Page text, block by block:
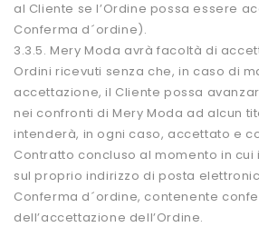
al Cliente se l’Ordine possa essere
Conferma d´ordine).
3.3.5. Mery Moda avrà facoltà di
Ordini ricevuti senza che, in caso di
accettazione, il Cliente possa
nei confronti di Mery Moda ad alcun
intenderà, in ogni caso, accettato e
Contratto concluso al momento in cui
sul proprio indirizzo di posta
Conferma d´ordine, contenente
dell’accettazione dell’Ordine.